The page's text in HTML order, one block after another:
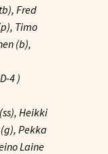
Fred
Timo
(b),
4 )
Heikki
Pekka
Laine